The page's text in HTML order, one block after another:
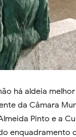
há aldeia
da Câmara
Pinto e a
enquadramento